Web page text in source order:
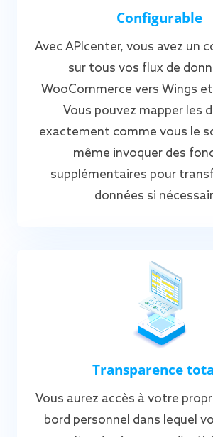
Configurable
Avec APIcenter, vous avez un
sur tous vos flux de
WooCommerce vers Wings
Vous pouvez mapper les
exactement comme vous le
même invoquer des
supplémentaires pour
données si
Transparence
Vous aurez accès à votre
bord personnel dans lequel